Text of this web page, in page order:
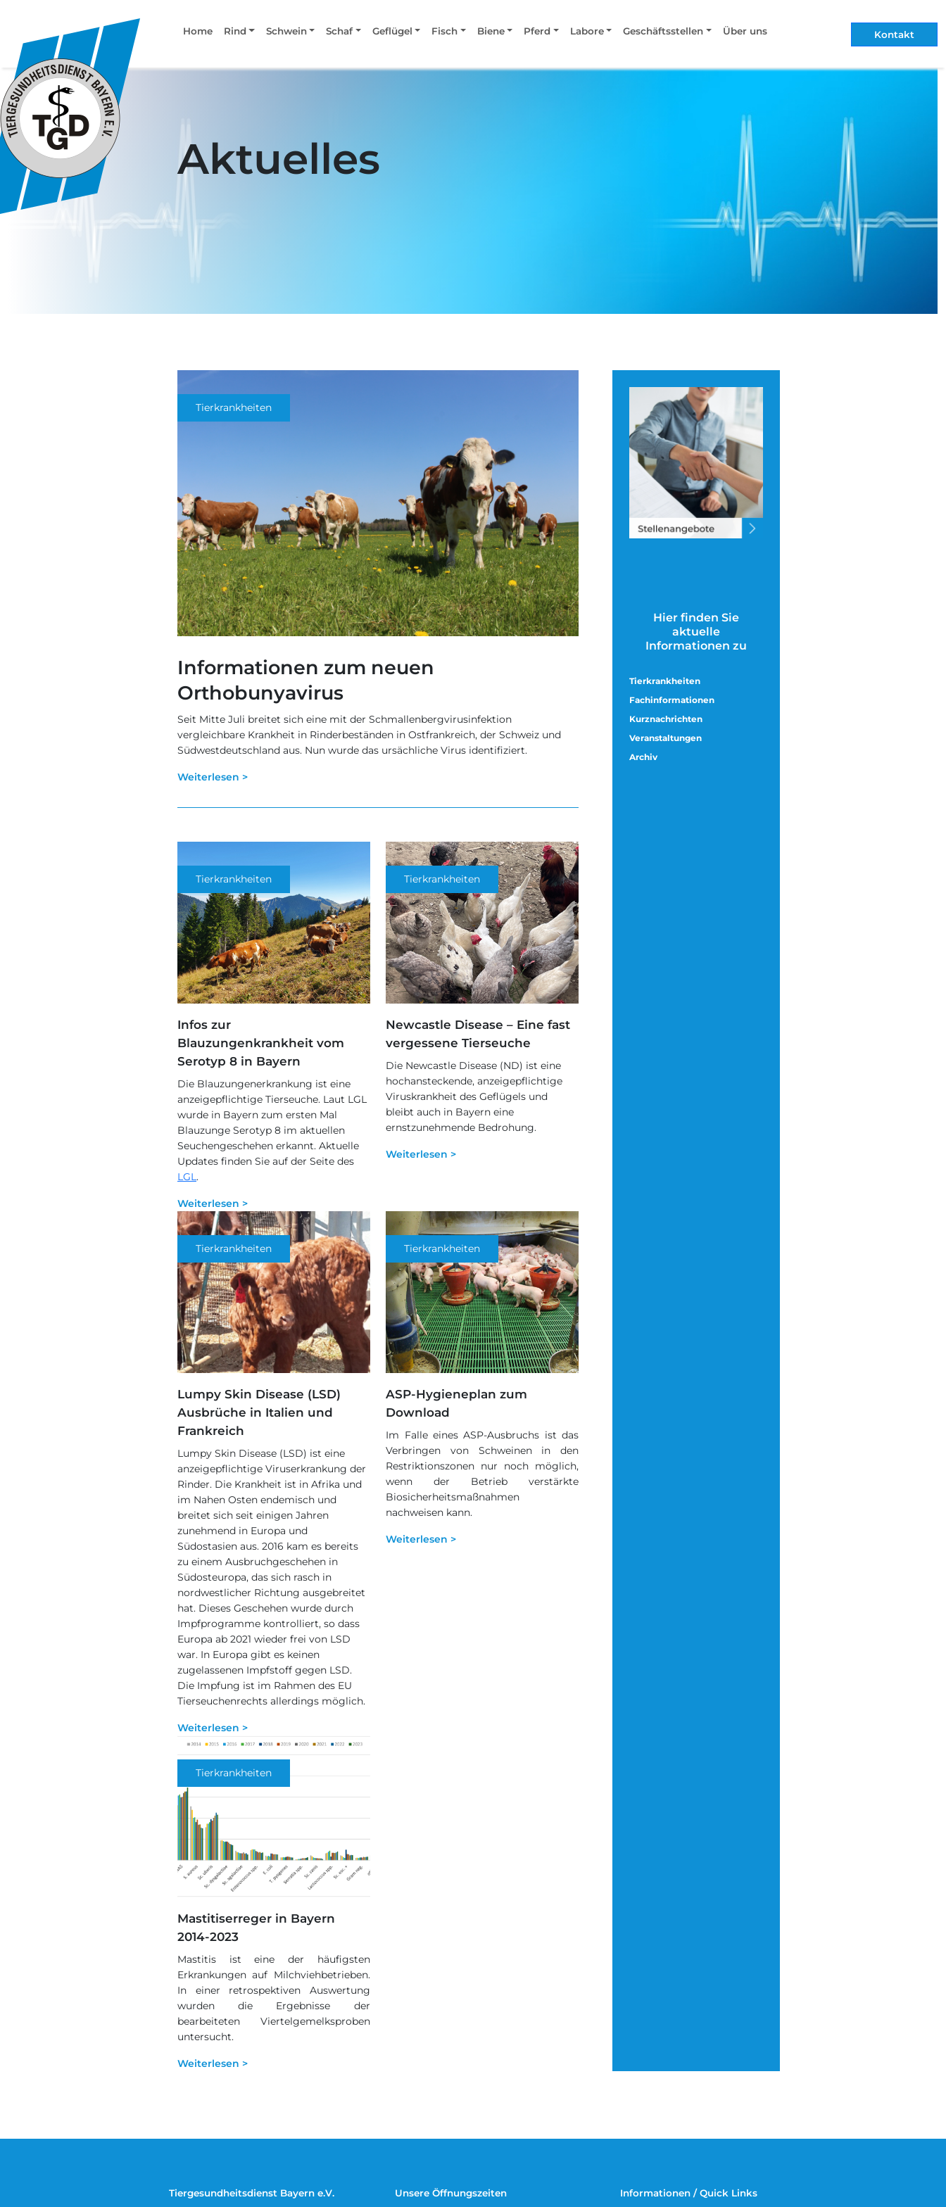
Home Rind Schwein Schaf Geflügel Fisch Biene Pferd Labore Geschäftsstellen Über uns Kontakt
Aktuelles
Tierkrankheiten
Informationen zum neuen
Orthobunyavirus
Seit Mitte Juli breitet sich eine mit der Schmallenbergvirusinfektion
vergleichbare Krankheit in Rinderbeständen in Ostfrankreich, der Schweiz und
Südwestdeutschland aus. Nun wurde das ursächliche Virus identifiziert.
Weiterlesen >
Tierkrankheiten
Infos zur
Blauzungenkrankheit vom
Serotyp 8 in Bayern
Die Blauzungenerkrankung ist eine
anzeigepflichtige Tierseuche. Laut LGL
wurde in Bayern zum ersten Mal
Blauzunge Serotyp 8 im aktuellen
Seuchengeschehen erkannt. Aktuelle
Updates finden Sie auf der Seite des
LGL.
Weiterlesen >
Tierkrankheiten
Newcastle Disease – Eine fast
vergessene Tierseuche
Die Newcastle Disease (ND) ist eine
hochansteckende, anzeigepflichtige
Viruskrankheit des Geflügels und
bleibt auch in Bayern eine
ernstzunehmende Bedrohung.
Weiterlesen >
Tierkrankheiten
Lumpy Skin Disease (LSD)
Ausbrüche in Italien und
Frankreich
Lumpy Skin Disease (LSD) ist eine
anzeigepflichtige Viruserkrankung der
Rinder. Die Krankheit ist in Afrika und
im Nahen Osten endemisch und
breitet sich seit einigen Jahren
zunehmend in Europa und
Südostasien aus. 2016 kam es bereits
zu einem Ausbruchgeschehen in
Südosteuropa, das sich rasch in
nordwestlicher Richtung ausgebreitet
hat. Dieses Geschehen wurde durch
Impfprogramme kontrolliert, so dass
Europa ab 2021 wieder frei von LSD
war. In Europa gibt es keinen
zugelassenen Impfstoff gegen LSD.
Die Impfung ist im Rahmen des EU
Tierseuchenrechts allerdings möglich.
Weiterlesen >
Tierkrankheiten
ASP-Hygieneplan zum
Download
Im Falle eines ASP-Ausbruchs ist das
Verbringen von Schweinen in den
Restriktionszonen nur noch möglich,
wenn der Betrieb verstärkte
Biosicherheitsmaßnahmen
nachweisen kann.
Weiterlesen >
Tierkrankheiten
Mastitiserreger in Bayern
2014-2023
Mastitis ist eine der häufigsten
Erkrankungen auf Milchviehbetrieben.
In einer retrospektiven Auswertung
wurden die Ergebnisse der
bearbeiteten Viertelgemelksproben
untersucht.
Weiterlesen >
Hier finden Sie
aktuelle
Informationen zu
Tierkrankheiten
Fachinformationen
Kurznachrichten
Veranstaltungen
Archiv
Tiergesundheitsdienst Bayern e.V. Unsere Öffnungszeiten Informationen / Quick Links